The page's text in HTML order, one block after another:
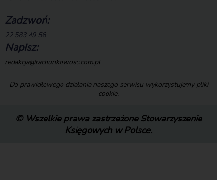
Zadzwoń:
22 583 49 56
Napisz:
redakcja@rachunkowosc.com.pl
Do prawidłowego działania naszego serwisu wykorzystujemy pliki
cookie.
© Wszelkie prawa zastrzeżone Stowarzyszenie
Księgowych w Polsce.